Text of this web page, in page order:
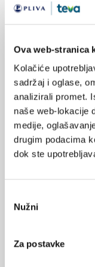
Ova web-stranica
Kolačiće
sadržaj i oglase,
analizirali promet.
naše web-lokacije
medije,
drugim podacima
dok ste
pristanka
Nužni
Za postavke
populacijske
adolescenata mlađih
U bolesnika s blagim
ili funkcije jetre nije
Način
Fremanezumab je
smije biti primijenjen
Fremanezumab se
injekcije.
ili njegovatelji
naučiti pacijenta/